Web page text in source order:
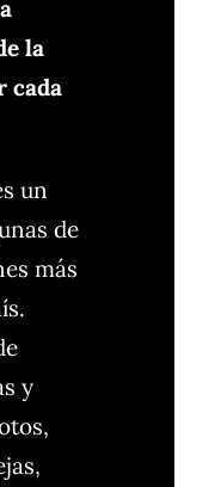
la
cada
un
de
más
y